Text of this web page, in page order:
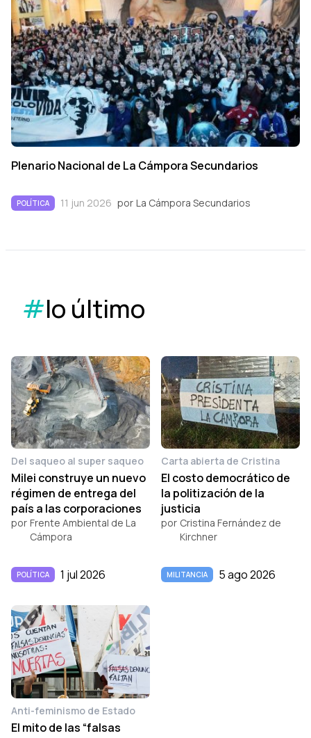
Plenario Nacional de La Cámpora Secundarios
POLÍTICA 11 jun 2026 por La Cámpora Secundarios
#lo último
Del saqueo al super saqueo
Milei construye un nuevo
régimen de entrega del
país a las corporaciones
por Frente Ambiental de La
Cámpora
POLÍTICA 1 jul 2026
Carta abierta de Cristina
El costo democrático de
la politización de la
justicia
por Cristina Fernández de
Kirchner
MILITANCIA 5 ago 2026
Anti-feminismo de Estado
El mito de las “falsas